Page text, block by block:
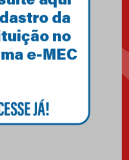
do projeto “Mais de
mil vozes com a Palavra” é
realizado no Colégio
Mackenzie Brasília
25.10.2024
Brasília conquistam medalhas
importantes competições
Matemática
04.10.2024